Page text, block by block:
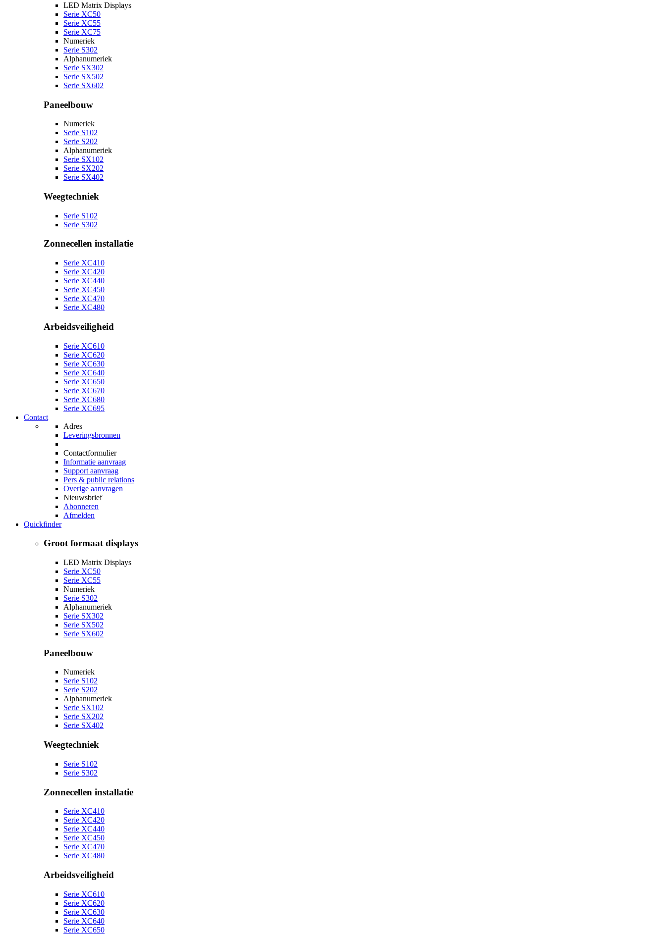
LED Matrix Displays
Serie XC50
Serie XC55
Serie XC75
Numeriek
Serie S302
Alphanumeriek
Serie SX302
Serie SX502
Serie SX602
Paneelbouw
Numeriek
Serie S102
Serie S202
Alphanumeriek
Serie SX102
Serie SX202
Serie SX402
Weegtechniek
Serie S102
Serie S302
Zonnecellen installatie
Serie XC410
Serie XC420
Serie XC440
Serie XC450
Serie XC470
Serie XC480
Arbeidsveiligheid
Serie XC610
Serie XC620
Serie XC630
Serie XC640
Serie XC650
Serie XC670
Serie XC680
Serie XC695
Contact
Adres
Leveringsbronnen
Contactformulier
Informatie aanvraag
Support aanvraag
Pers & public relations
Overige aanvragen
Nieuwsbrief
Abonneren
Afmelden
Quickfinder
Groot formaat displays
LED Matrix Displays
Serie XC50
Serie XC55
Numeriek
Serie S302
Alphanumeriek
Serie SX302
Serie SX502
Serie SX602
Paneelbouw
Numeriek
Serie S102
Serie S202
Alphanumeriek
Serie SX102
Serie SX202
Serie SX402
Weegtechniek
Serie S102
Serie S302
Zonnecellen installatie
Serie XC410
Serie XC420
Serie XC440
Serie XC450
Serie XC470
Serie XC480
Arbeidsveiligheid
Serie XC610
Serie XC620
Serie XC630
Serie XC640
Serie XC650